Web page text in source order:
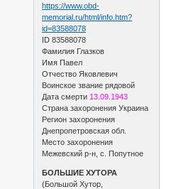
https://www.obd-
memorial.ru/html/info.htm?
id=83588078
ID 83588078
Фамилия Глазков
Имя Павел
Отчество Яковлевич
Воинское звание рядовой
Дата смерти 13.09.1943
Страна захоронения Украина
Регион захоронения
Днепропетровская обл.
Место захоронения
Межевский р-н, с. Попутное
БОЛЬШИЕ ХУТОРА
(Большой Хутор,